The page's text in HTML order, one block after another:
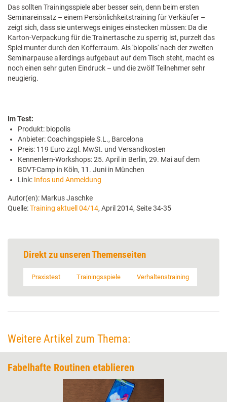
Das sollten Trainingsspiele aber besser sein, denn beim ersten
Seminareinsatz – einem Persönlichkeitstraining für Verkäufer –
zeigt sich, dass sie unterwegs einiges einstecken müssen: Da die
Karton-Verpackung für die Trainertasche zu sperrig ist, purzelt das
Spiel munter durch den Kofferraum. Als 'biopolis' nach der zweiten
Seminarpause allerdings aufgebaut auf dem Tisch steht, macht es
noch einen sehr guten Eindruck – und die zwölf Teilnehmer sehr
neugierig.
Im Test:
Produkt: biopolis
Anbieter: Coachingspiele S.L., Barcelona
Preis: 119 Euro zzgl. MwSt. und Versandkosten
Kennenlern-Workshops: 25. April in Berlin, 29. Mai auf dem
BDVT-Camp in Köln, 11. Juni in München
Link: Infos und Anmeldung
Autor(en): Markus Jaschke
Quelle:Training aktuell 04/14, April 2014, Seite 34-35
Direkt zu unseren Themenseiten
Praxistest Trainingsspiele Verhaltenstraining
Weitere Artikel zum Thema:
Fabelhafte Routinen etablieren